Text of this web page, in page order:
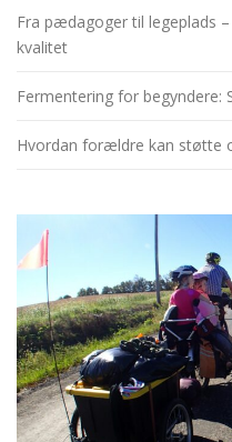
Fra pædagoger til legeplads
kvalitet
Fermentering for begyndere:
Hvordan forældre kan støtte